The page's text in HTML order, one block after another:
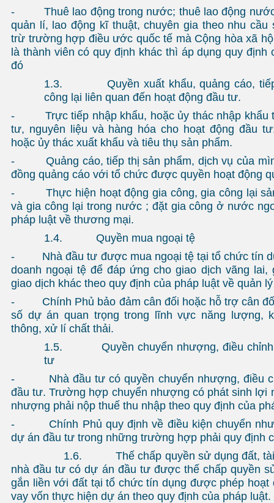
- Thuê lao động trong nước; thuê lao động nước
quản lí, lao động kĩ thuật, chuyên gia theo nhu cầu
trừ trường hợp điều ước quốc tế mà Cộng hòa xã
là thành viên có quy định khác thì áp dụng quy định
đó
1.3. Quyền xuất khẩu, quảng cáo, tiếp
công lại liên quan đến hoạt động đầu tư.
- Trực tiếp nhập khẩu, hoặc ủy thác nhập khẩu
tư, nguyên liệu và hàng hóa cho hoạt động đầu
hoặc ủy thác xuất khẩu và tiêu thụ sản phẩm.
- Quảng cáo, tiếp thị sản phẩm, dịch vụ của
đồng quảng cáo với tổ chức được quyền hoạt động
- Thực hiện hoạt động gia công, gia công lại
và gia công lại trong nước ; đặt gia công ở nước
pháp luật về thương mại.
1.4. Quyền mua ngoại tệ
- Nhà đầu tư được mua ngoại tệ tại tổ chức tín
doanh ngoại tệ để đáp ứng cho giao dịch vãng lai,
giao dịch khác theo quy định của pháp luật về quản
- Chính Phủ bảo đảm cân đối hoặc hỗ trợ cân
số dự án quan trọng trong lĩnh vực năng lượng,
thông, xử lí chất thải.
1.5. Quyền chuyển nhượng, điều chỉnh
tư
- Nhà đầu tư có quyền chuyển nhượng, điều
đầu tư. Trường hợp chuyển nhượng có phát sinh lợi
nhượng phải nộp thuế thu nhập theo quy định của
- Chính Phủ quy định về điều kiện chuyển
dự án đầu tư trong những trường hợp phải quy định
1.6. Thế chấp quyền sử dụng đất, tài
nhà đầu tư có dự án đầu tư được thế chấp quyền
gắn liền với đất tại tổ chức tín dụng được phép hoạt
vay vốn thực hiện dự án theo quy định của pháp luật.